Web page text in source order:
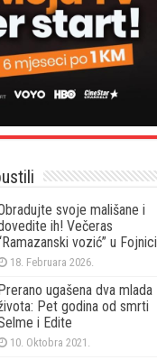
svoje mališane i
ih! Večeras
vozić” u Fojnici
18. Februara 2026.
ugašena dva mlada
Pet godina od smrti
i Edite
10. Oktobra 2021.